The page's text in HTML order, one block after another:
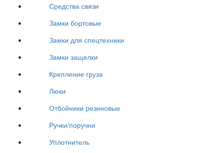
Средства связи
Замки бортовые
Замки для спецтехники
Замки защелки
Крепление груза
Люки
Отбойники резиновые
Ручки/поручни
Уплотнитель